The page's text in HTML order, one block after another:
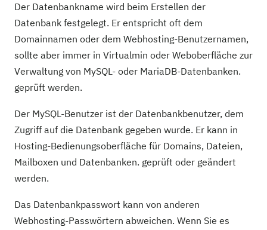
Der Datenbankname wird beim Erstellen der
Datenbank festgelegt. Er entspricht oft dem
Domainnamen oder dem Webhosting-Benutzernamen,
sollte aber immer in Virtualmin oder Weboberfläche zur
Verwaltung von MySQL- oder MariaDB-Datenbanken.
geprüft werden.
Der MySQL-Benutzer ist der Datenbankbenutzer, dem
Zugriff auf die Datenbank gegeben wurde. Er kann in
Hosting-Bedienungsoberfläche für Domains, Dateien,
Mailboxen und Datenbanken. geprüft oder geändert
werden.
Das Datenbankpasswort kann von anderen
Webhosting-Passwörtern abweichen. Wenn Sie es